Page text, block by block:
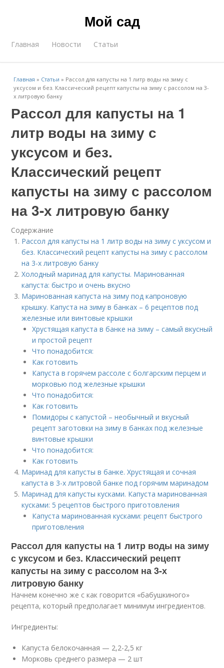
Мой сад
Главная Новости Статьи
Главная » Статьи » Рассол для капусты на 1 литр воды на зиму с
уксусом и без. Классический рецепт капусты на зиму с рассолом на 3-
х литровую банку
Рассол для капусты на 1
литр воды на зиму с
уксусом и без.
Классический рецепт
капусты на зиму с рассолом
на 3-х литровую банку
Содержание
Рассол для капусты на 1 литр воды на зиму с уксусом и
без. Классический рецепт капусты на зиму с рассолом
на 3-х литровую банку
Холодный маринад для капусты. Маринованная
капуста: быстро и очень вкусно
Маринованная капуста на зиму под капроновую
крышку. Капуста на зиму в банках – 6 рецептов под
железные или винтовые крышки
Хрустящая капуста в банке на зиму – самый вкусный
и простой рецепт
Что понадобится:
Как готовить
Капуста в горячем рассоле с болгарским перцем и
морковью под железные крышки
Что понадобится:
Как готовить
Помидоры с капустой – необычный и вкусный
рецепт заготовки на зиму в банках под железные
винтовые крышки
Что понадобится:
Как готовить
Маринад для капусты в банке. Хрустящая и сочная
капуста в 3-х литровой банке под горячим маринадом
Маринад для капусты кусками. Капуста маринованная
кусками: 5 рецептов быстрого приготовления
Капуста маринованная кусками: рецепт быстрого
приготовления
Рассол для капусты на 1 литр воды на зиму
с уксусом и без. Классический рецепт
капусты на зиму с рассолом на 3-х
литровую банку
Начнем конечно же с как говорится «бабушкиного»
рецепта, который предполагает минимум ингредиентов.
Ингредиенты:
Капуста белокочанная — 2,2-2,5 кг
Морковь среднего размера — 2 шт